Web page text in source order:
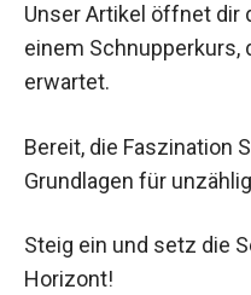
Unser Artikel öffnet dir
einem Schnupperkurs,
erwartet.
Bereit, die Faszination
Grundlagen für
Steig ein und setz die
Horizont!